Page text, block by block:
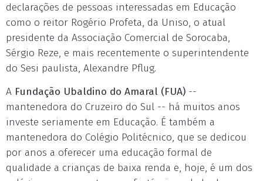
declarações de pessoas interessadas em Educação
como o reitor Rogério Profeta, da Uniso, o atual
presidente da Associação Comercial de Sorocaba,
Sérgio Reze, e mais recentemente o superintendente
do Sesi paulista, Alexandre Pflug.
A Fundação Ubaldino do Amaral (FUA) --
mantenedora do Cruzeiro do Sul -- há muitos anos
investe seriamente em Educação. É também a
mantenedora do Colégio Politécnico, que se dedicou
por anos a oferecer uma educação formal de
qualidade a crianças de baixa renda e, hoje, é um dos